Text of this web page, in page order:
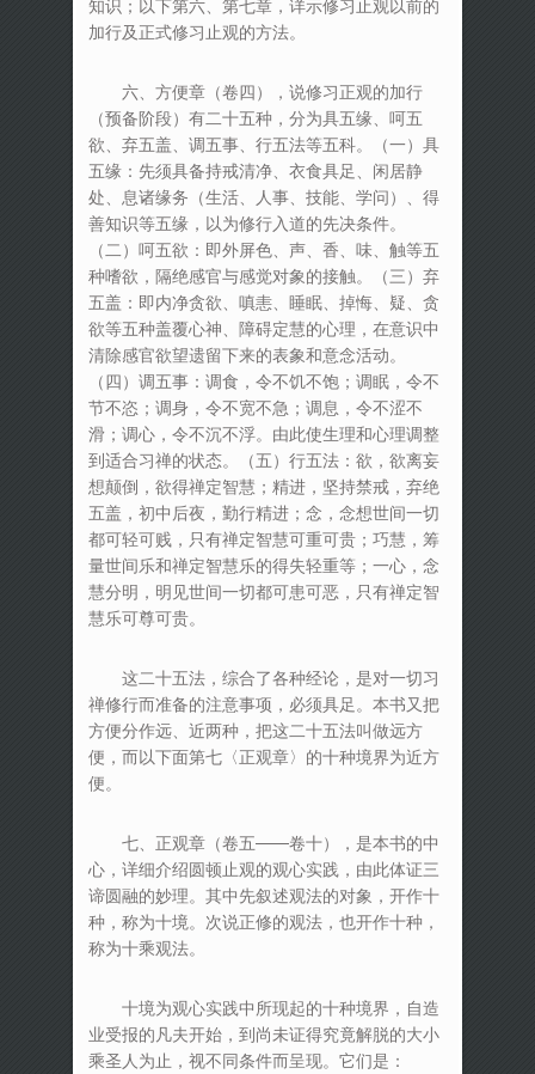
知识；以下第六、第七章，详示修习止观以前的
加行及正式修习止观的方法。
六、方便章（卷四），说修习正观的加行
（预备阶段）有二十五种，分为具五缘、呵五
欲、弃五盖、调五事、行五法等五科。（一）具
五缘：先须具备持戒清净、衣食具足、闲居静
处、息诸缘务（生活、人事、技能、学问）、得
善知识等五缘，以为修行入道的先决条件。
（二）呵五欲：即外屏色、声、香、味、触等五
种嗜欲，隔绝感官与感觉对象的接触。（三）弃
五盖：即内净贪欲、嗔恚、睡眠、掉悔、疑、贪
欲等五种盖覆心神、障碍定慧的心理，在意识中
清除感官欲望遗留下来的表象和意念活动。
（四）调五事：调食，令不饥不饱；调眠，令不
节不恣；调身，令不宽不急；调息，令不涩不
滑；调心，令不沉不浮。由此使生理和心理调整
到适合习禅的状态。（五）行五法：欲，欲离妄
想颠倒，欲得禅定智慧；精进，坚持禁戒，弃绝
五盖，初中后夜，勤行精进；念，念想世间一切
都可轻可贱，只有禅定智慧可重可贵；巧慧，筹
量世间乐和禅定智慧乐的得失轻重等；一心，念
慧分明，明见世间一切都可患可恶，只有禅定智
慧乐可尊可贵。
这二十五法，综合了各种经论，是对一切习
禅修行而准备的注意事项，必须具足。本书又把
方便分作远、近两种，把这二十五法叫做远方
便，而以下面第七〈正观章〉的十种境界为近方
便。
七、正观章（卷五——卷十），是本书的中
心，详细介绍圆顿止观的观心实践，由此体证三
谛圆融的妙理。其中先叙述观法的对象，开作十
种，称为十境。次说正修的观法，也开作十种，
称为十乘观法。
十境为观心实践中所现起的十种境界，自造
业受报的凡夫开始，到尚未证得究竟解脱的大小
乘圣人为止，视不同条件而呈现。它们是：